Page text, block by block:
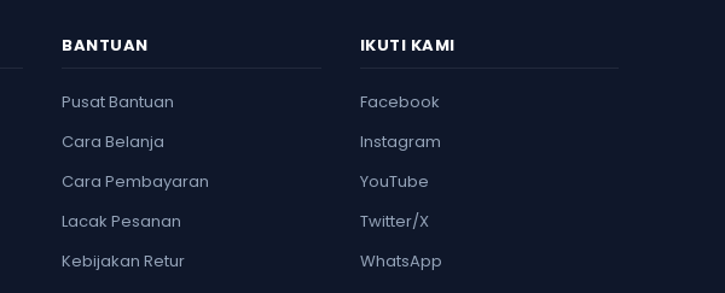
BANTUAN
Pusat Bantuan
Cara Belanja
Cara Pembayaran
Lacak Pesanan
Kebijakan Retur
IKUTI KAMI
Facebook
Instagram
YouTube
Twitter/X
WhatsApp